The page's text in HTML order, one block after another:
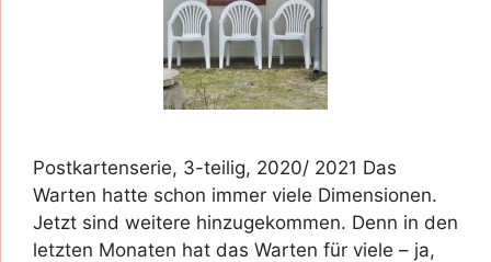
Postkartenserie, 3-teilig, 2020/ 2021 Das
Warten hatte schon immer viele Dimensionen.
Jetzt sind weitere hinzugekommen. Denn in den
letzten Monaten hat das Warten für viele – ja,